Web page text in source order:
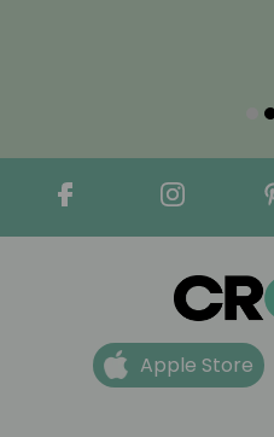
Apple Store